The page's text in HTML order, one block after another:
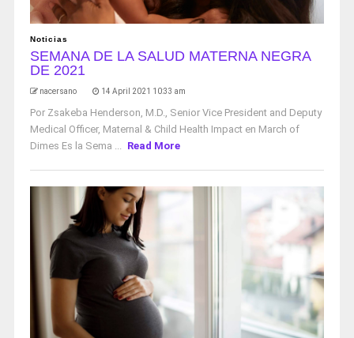
Noticias
SEMANA DE LA SALUD MATERNA NEGRA
DE 2021
nacersano 14 April 2021 10:33 am
Por Zsakeba Henderson, M.D., Senior Vice President and Deputy
Medical Officer, Maternal & Child Health Impact en March of
Dimes Es la Sema ... Read More